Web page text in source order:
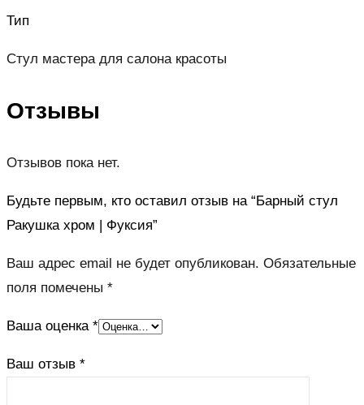
Тип
Стул мастера для салона красоты
Отзывы
Отзывов пока нет.
Будьте первым, кто оставил отзыв на “Барный стул
Ракушка хром | Фуксия”
Ваш адрес email не будет опубликован. Обязательные
поля помечены *
Ваша оценка *
Ваш отзыв *